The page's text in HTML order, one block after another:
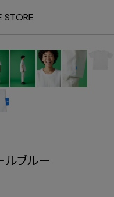
STORE
ブルー